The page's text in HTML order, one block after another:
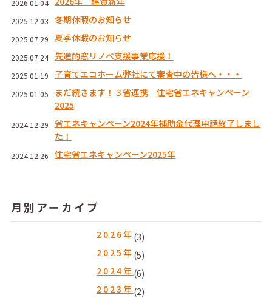
2026.01.04
2025.12.03 冬期休暇のお知らせ
2025.07.29 夏季休暇のお知らせ
2025.07.24 先進的窓リノベ支援事業応援！
2025.01.19 子育てエコホーム弊社にて審査中の皆様へ・・・
2025.01.05
まだ続きます！３省連携 住宅省エネキャンペーン
2025
2024.12.29
省エネキャンペーン2024年補助金代理申請終了しまし
た！
2024.12.26 住宅省エネキャンペーン2025年
月別アーカイブ
2026年 (3)
2025年 (5)
2024年 (6)
2023年 (2)